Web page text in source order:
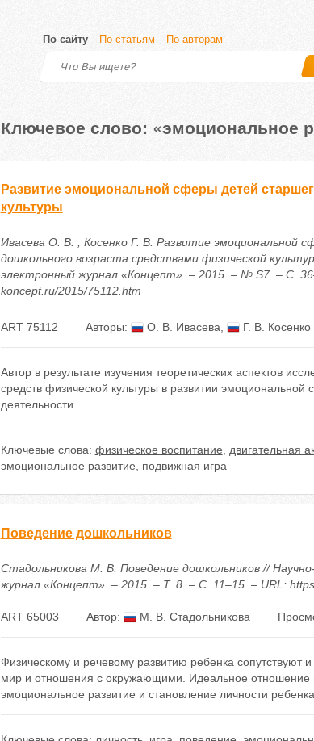
По сайту По статьям По авторам
Ключевое слово: «эмоциональное
Развитие эмоциональной сферы детей
культуры
Ивасева О. В. , Косенко Г. В. Развитие эмоциональной
дошкольного возраста средствами физической
электронный журнал «Концепт». – 2015. – № S7. – С.
koncept.ru/2015/75112.htm
ART 75112 Авторы: О. В. Ивасева Г. В. Косенко
Автор в результате изучения теоретических аспектов
средств физической культуры в развитии
деятельности.
Ключевые слова: физическое воспитание двигательная
эмоциональное развитие
подвижная игра
Поведение дошкольников
Стадольникова М. В. Поведение дошкольников //
журнал «Концепт». – 2015. – Т. 8. – С. 11–15. – URL:
ART 65003 Автор: М. В. Стадольникова
Физическому и речевому развитию ребенка
мир и отношения с окружающими. Идеальное отношение
эмоциональное развитие и становление личности ребенка.